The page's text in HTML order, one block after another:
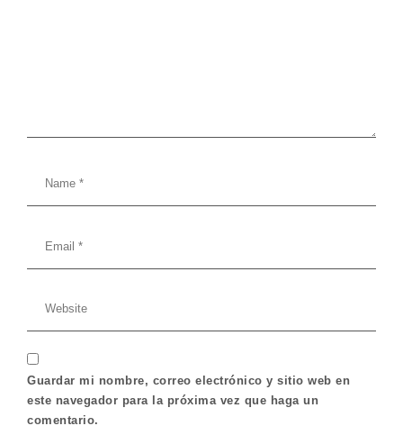
Guardar mi nombre, correo electrónico y sitio web en
este navegador para la próxima vez que haga un
comentario.